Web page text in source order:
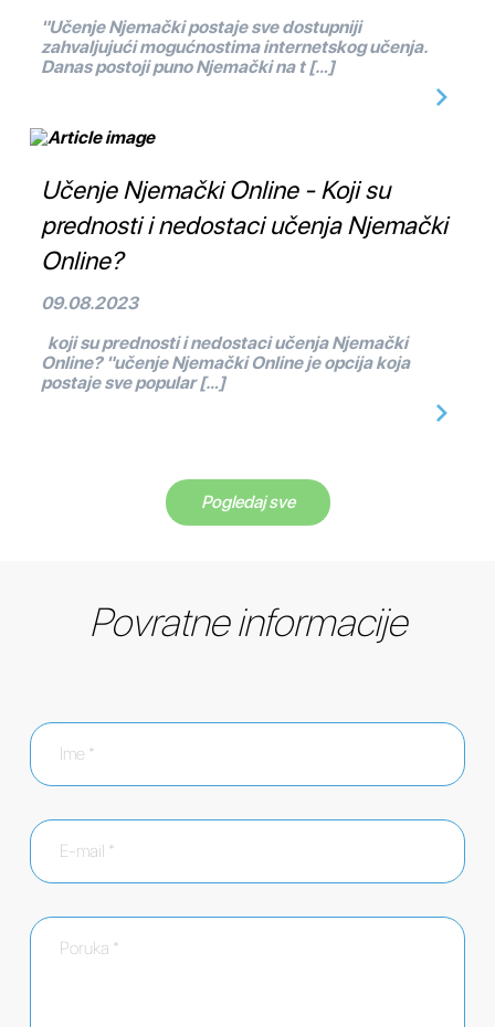
"Učenje Njemački postaje sve dostupniji
zahvaljujući mogućnostima internetskog učenja.
Danas postoji puno Njemački na t […]
Učenje Njemački Online - Koji su
prednosti i nedostaci učenja Njemački
Online?
09.08.2023
koji su prednosti i nedostaci učenja Njemački
Online? "učenje Njemački Online je opcija koja
postaje sve popular […]
Pogledaj sve
Povratne informacije